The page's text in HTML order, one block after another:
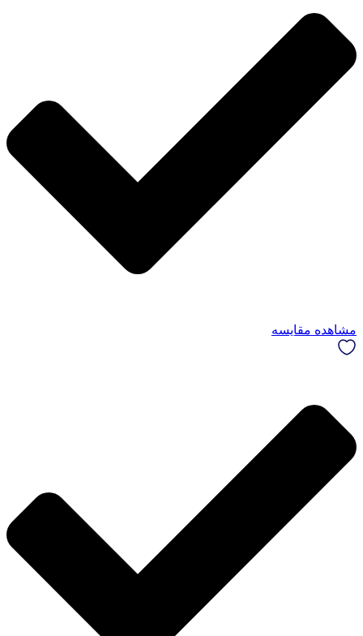
مشاهده مقایسه